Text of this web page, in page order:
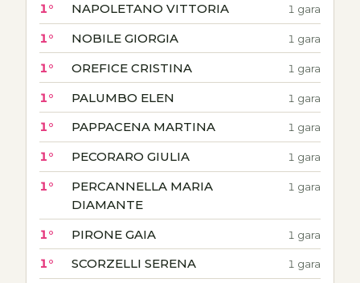
1° NAPOLETANO VITTORIA 1 gara
1° NOBILE GIORGIA 1 gara
1° OREFICE CRISTINA 1 gara
1° PALUMBO ELEN 1 gara
1° PAPPACENA MARTINA 1 gara
1° PECORARO GIULIA 1 gara
1°
PERCANNELLA MARIA
DIAMANTE
1 gara
1° PIRONE GAIA 1 gara
1° SCORZELLI SERENA 1 gara